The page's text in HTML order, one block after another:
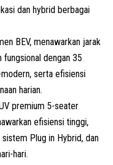
dan hybrid berbagai
BEV, menawarkan jarak
dengan 35
serta efisiensi
harian.
premium 5-seater
efisiensi tinggi,
Plug in Hybrid, dan
hari.